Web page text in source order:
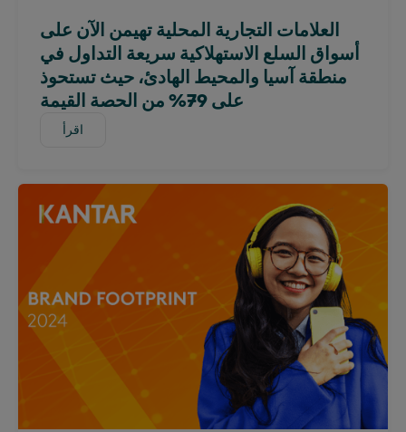
البرتغال
المملكة العربية السعودية
اسكتلندا
جنوب أفريقيا
سريلانكا
تايوان
أوغندا
المملكة المتحدة وأيرلندا
الإمارات العربية المتحدة
المملكة المتحدة
الولايات المتحدة
العلامات التجارية المحلية تهيمن الآن على
أسواق السلع الاستهلاكية سريعة التداول في
منطقة آسيا والمحيط الهادئ، حيث تستحوذ
على 79% من الحصة القيمة
اقرأ